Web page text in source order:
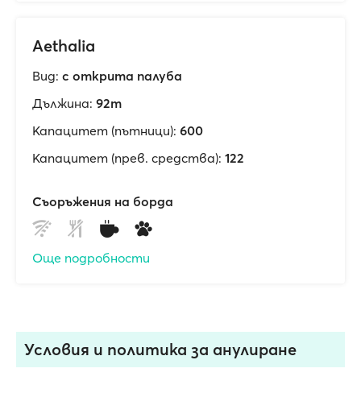
Aethalia
Вид: с открита палуба
Дължина: 92m
Капацитет (пътници): 600
Капацитет (прев. средства): 122
Съоръжения на борда
Още подробности
Условия и политика за анулиранe